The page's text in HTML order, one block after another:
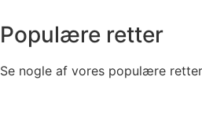
Populære retter
Se nogle af vores populære